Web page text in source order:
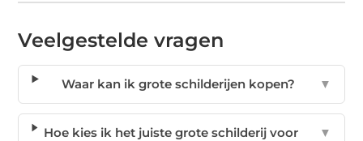
Veelgestelde vragen
Waar kan ik grote schilderijen kopen? ▼
Hoe kies ik het juiste grote schilderij voor
▼